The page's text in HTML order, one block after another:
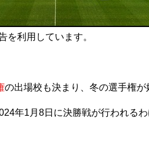
利用しています。
の出場校も決まり、冬の選手権が
年1月8日に決勝戦が行われる